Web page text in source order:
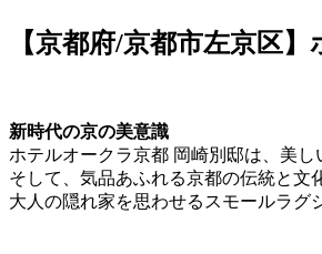
【京都府/京都市左京区
新時代の京の美意識
ホテルオークラ京都 岡崎別邸は、美
そして、気品あふれる京都の伝統と文
大人の隠れ家を思わせるスモールラグ